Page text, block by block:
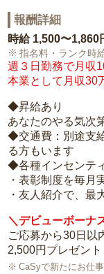
報酬詳細
時給 1,500〜1,860
指名料・ランク時
週３日勤務で月収
本業として月収30
◆昇給あり
あなたのやる気次
◆交通費：別途支
る方もいます
◆各種インセンテ
・表彰制度を毎月
・友人紹介で、最
＼デビューボーナ
ご応募から30日以
2,500円プレゼント
CaSyで新たにお仕